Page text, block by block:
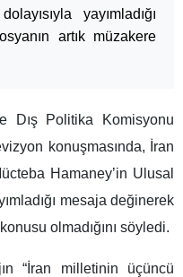
yayımladığı
artık müzakere
Dış Politika Komisyonu
konuşmasında, İran
Hamaney’in Ulusal
mesaja değinerek
olmadığını söyledi.
“İran milletinin üçüncü